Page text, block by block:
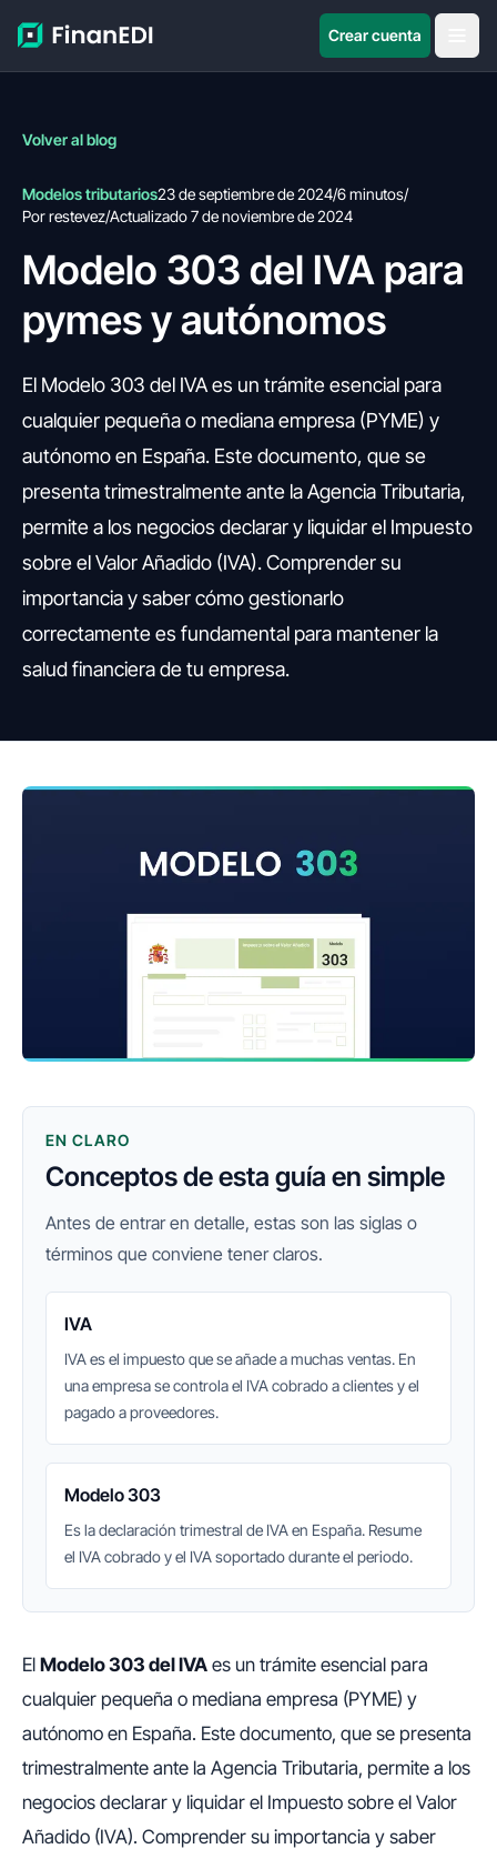
Crear cuenta
Volver al blog
Modelos tributarios23 de septiembre de 2024/6 minutos/
Por restevez/Actualizado 7 de noviembre de 2024
Modelo 303 del IVA para
pymes y autónomos
El Modelo 303 del IVA es un trámite esencial para
cualquier pequeña o mediana empresa (PYME) y
autónomo en España. Este documento, que se
presenta trimestralmente ante la Agencia Tributaria,
permite a los negocios declarar y liquidar el Impuesto
sobre el Valor Añadido (IVA). Comprender su
importancia y saber cómo gestionarlo
correctamente es fundamental para mantener la
salud financiera de tu empresa.
EN CLARO
Conceptos de esta guía en simple
Antes de entrar en detalle, estas son las siglas o
términos que conviene tener claros.
IVA
IVA es el impuesto que se añade a muchas ventas. En
una empresa se controla el IVA cobrado a clientes y el
pagado a proveedores.
Modelo 303
Es la declaración trimestral de IVA en España. Resume
el IVA cobrado y el IVA soportado durante el periodo.
El Modelo 303 del IVA es un trámite esencial para
cualquier pequeña o mediana empresa (PYME) y
autónomo en España. Este documento, que se presenta
trimestralmente ante la Agencia Tributaria, permite a los
negocios declarar y liquidar el Impuesto sobre el Valor
Añadido (IVA). Comprender su importancia y saber